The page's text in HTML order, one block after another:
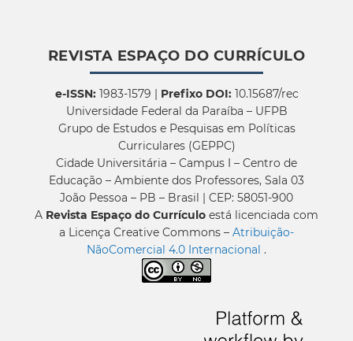
REVISTA ESPAÇO DO CURRÍCULO
e-ISSN:1983-1579 | Prefixo DOI:10.15687/rec
Universidade Federal da Paraíba – UFPB
Grupo de Estudos e Pesquisas em Políticas
Curriculares (GEPPC)
Cidade Universitária – Campus I – Centro de
Educação – Ambiente dos Professores, Sala 03
João Pessoa – PB – Brasil | CEP: 58051-900
A Revista Espaço do Currículo está licenciada com
a Licença Creative Commons – Atribuição-
NãoComercial 4.0 Internacional .